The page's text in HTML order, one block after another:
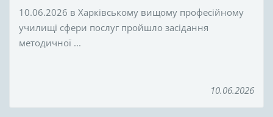
10.06.2026 в Харківському вищому професійному
училищі сфери послуг пройшло засідання
методичної ...
10.06.2026